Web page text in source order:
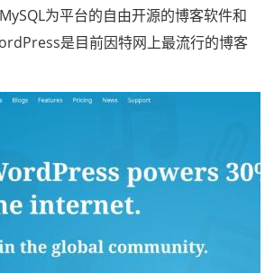
为平台的自由开源的博客软件和
是目前因特网上最流行的博客